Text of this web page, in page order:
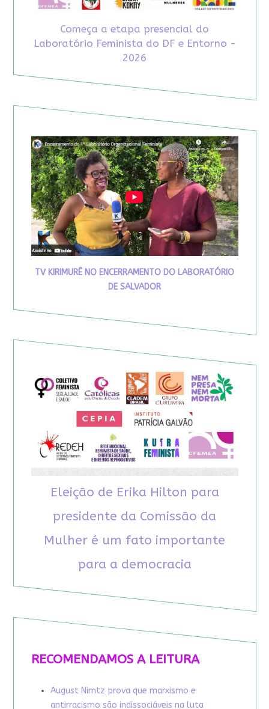
Começa a etapa presencial do
Laboratório Feminista do DF e Entorno -
2026
TV KIRIMURÊ NO ENCERRAMENTO DO LABORATÓRIO
DE SALVADOR
Eleição de Erika Hilton para
presidente da Comissão da
Mulher é um fato importante
para a democracia
RECOMENDAMOS A LEITURA
August Nimtz prova que marxismo e
antirracismo são indissociáveis na luta